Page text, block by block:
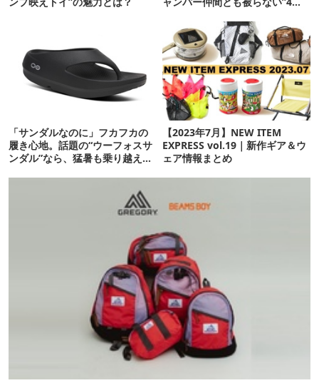
「サンダルなのに」フカフカの
履き心地。話題の“ウーフォスサ
ンダル”なら、猛暑も乗り越えら
【2023年7月】NEW ITEM
EXPRESS vol.19｜新作ギア＆ウ
ェア情報まとめ